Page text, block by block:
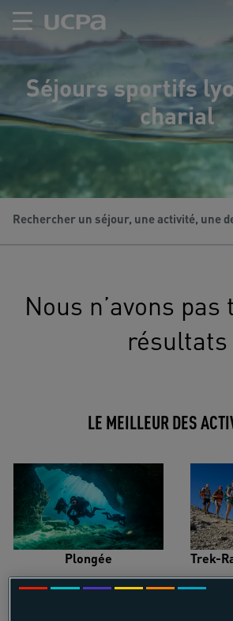
Séjours sportifs
charial
Nous n’avons pas
résultats
LE MEILLEUR DES
Plongée Trek-